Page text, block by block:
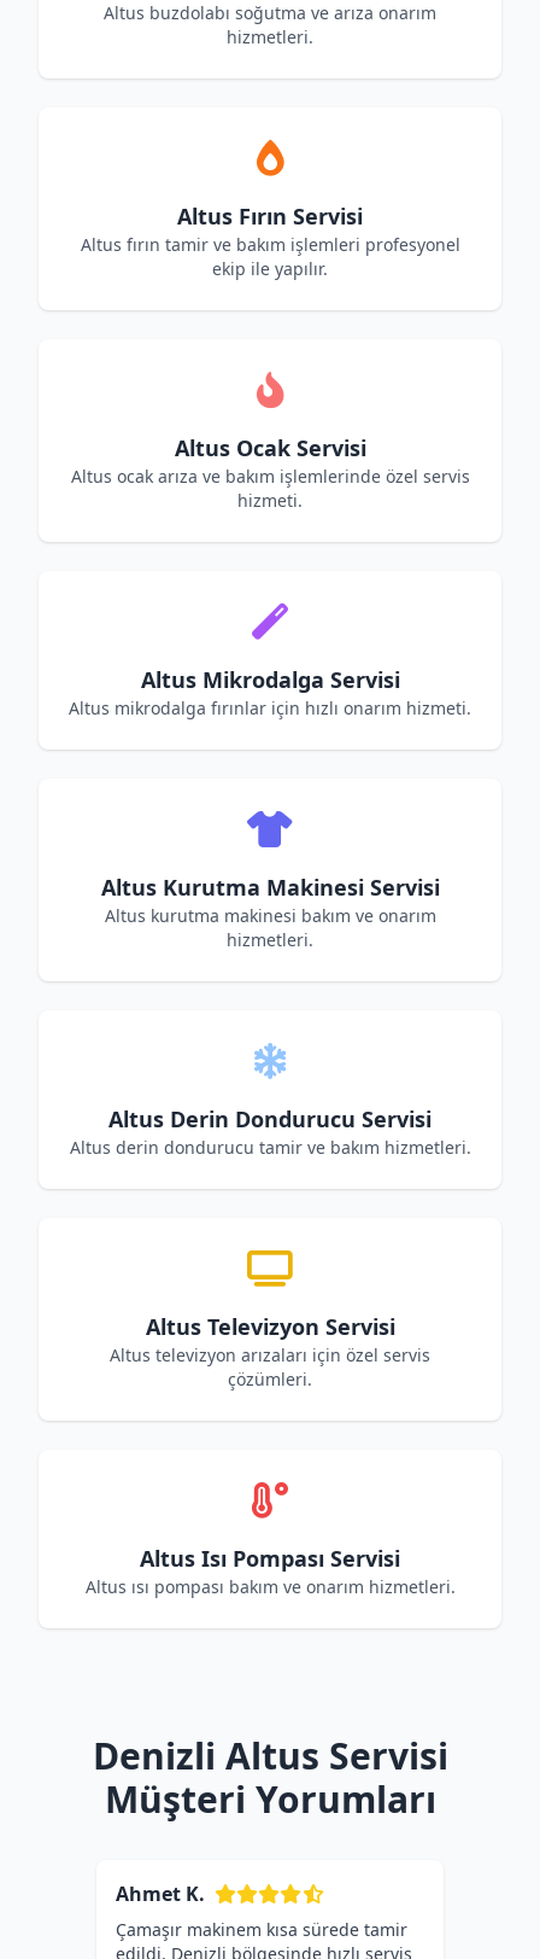
Altus buzdolabı soğutma ve arıza onarım
hizmetleri.
Altus Fırın Servisi
Altus fırın tamir ve bakım işlemleri profesyonel
ekip ile yapılır.
Altus Ocak Servisi
Altus ocak arıza ve bakım işlemlerinde özel servis
hizmeti.
Altus Mikrodalga Servisi
Altus mikrodalga fırınlar için hızlı onarım hizmeti.
Altus Kurutma Makinesi Servisi
Altus kurutma makinesi bakım ve onarım
hizmetleri.
Altus Derin Dondurucu Servisi
Altus derin dondurucu tamir ve bakım hizmetleri.
Altus Televizyon Servisi
Altus televizyon arızaları için özel servis
çözümleri.
Altus Isı Pompası Servisi
Altus ısı pompası bakım ve onarım hizmetleri.
Denizli Altus Servisi
Müşteri Yorumları
Ahmet K.
Çamaşır makinem kısa sürede tamir
edildi. Denizli bölgesinde hızlı servis